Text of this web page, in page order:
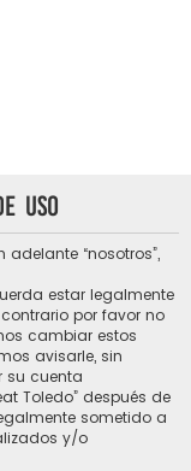
uso
“nosotros”,
estar legalmente
por favor no
cambiar estos
avisarle, sin
su cuenta
Toledo” después de
sometido a
y/o